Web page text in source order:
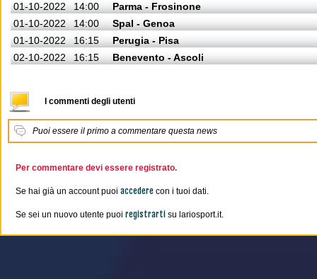
01-10-2022
14:00
Parma - Frosinone
01-10-2022
14:00
Spal - Genoa
01-10-2022
16:15
Perugia - Pisa
02-10-2022
16:15 Benevento - Ascoli
I commenti degli utenti
Puoi essere il primo a commentare questa news
Per commentare devi essere registrato.
Se hai già un account puoi accedere con i tuoi dati.
Se sei un nuovo utente puoi registrarti su lariosport.it.